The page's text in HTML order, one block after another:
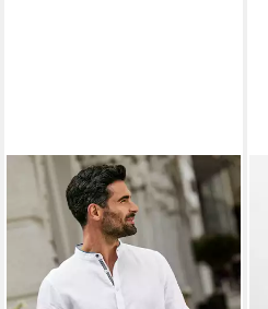
Funktionshemd Kurzarm-
Hemd Kurzarm
ab 22,99 € 39,99 €
-43%